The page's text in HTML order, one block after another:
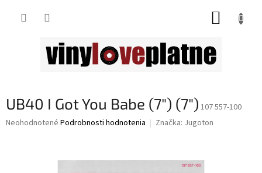
UB40 I Got You Babe (7") (7") 107 557-100
Priemerné
Neohodnotené Podrobnosti hodnotenia Značka: Jugoton